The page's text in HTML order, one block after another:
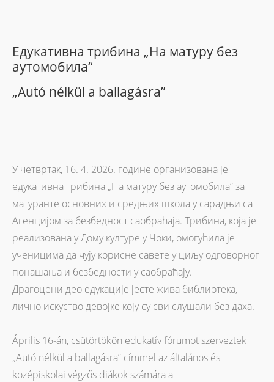
Едукативна трибина „На матуру без
аутомобила“
„Autó nélkül a ballagásra”
У четвртак, 16. 4. 2026. године организована је
едукативна трибина „На матуру без аутомобила“ за
матуранте основних и средњих школа у сарадњи са
Агенцијом за безбедност саобраћаја. Трибина, која је
реализована у Дому културе у Чоки, омогућила је
ученицима да чују корисне савете у циљу одговорног
понашања и безбедности у саобраћају.
Драгоцени део едукације јесте жива библиотека,
лично искуство девојке коју су сви слушали без даха.
Április 16-án, csütörtökön edukatív fórumot szerveztek
„Autó nélkül a ballagásra” címmel az általános és
középiskolai végzős diákok számára a